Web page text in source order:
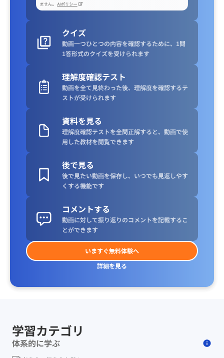
クイズ
動画一つひとつの内容を確認するために、1問
1答形式のクイズを受けられます
理解度確認テスト
動画を全て見終わった後、理解度を確認するテ
ストが受けられます
資料を見る
理解度確認テストを全問正解すると、動画で使
用した教材を閲覧できます
後で見る
後で見たい動画を保存し、いつでも見返しやす
くする機能です
コメントする
動画に対して振り返りのコメントを記載するこ
とができます
いますぐ無料体験へ
詳細を見る
学習カテゴリ
体系的に学ぶ